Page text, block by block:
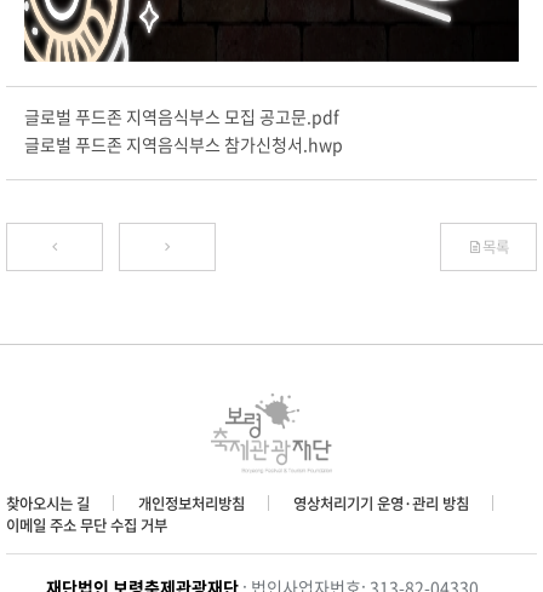
글로벌 푸드존 지역음식부스 모집 공고문.pdf
글로벌 푸드존 지역음식부스 참가신청서.hwp
목록
찾아오시는 길 개인정보처리방침
영상처리기기 운영·관리 방침
이메일 주소 무단 수집 거부
재단법인 보령축제관광재단 : 법인사업자번호: 313-82-04330